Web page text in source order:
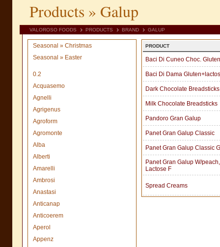
Products » Galup
VALOROSO FOODS PRODUCTS BRAND GALUP
Seasonal » Christmas
Seasonal » Easter
0.2
Acquasemo
Agnelli
Agrigenus
Agroform
Agromonte
Alba
Alberti
Amarelli
Ambrosi
Anastasi
Anticanap
Anticoerem
Aperol
Appenz
PRODUCT
Baci Di Cuneo Choc.
Baci Di Dama
Dark Chocolate Breadsticks
Milk Chocolate Breadsticks
Pandoro Gran Galup
Panet Gran Galup Classic
Panet Gran Galup Classic
Panet Gran Galup W/
Lactose F
Spread Creams